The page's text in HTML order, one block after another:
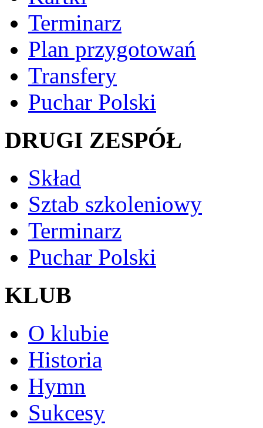
Terminarz
Plan przygotowań
Transfery
Puchar Polski
DRUGI ZESPÓŁ
Skład
Sztab szkoleniowy
Terminarz
Puchar Polski
KLUB
O klubie
Historia
Hymn
Sukcesy